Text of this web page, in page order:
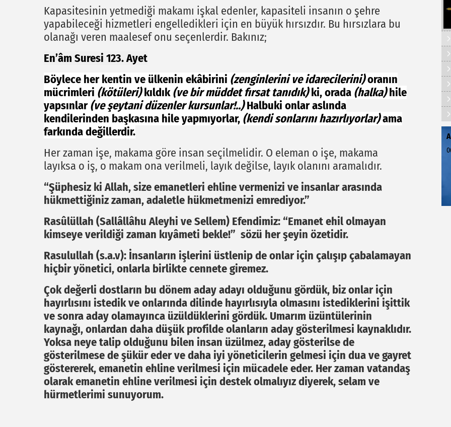
Kapasitesinin yetmediği makamı işkal edenler, kapasiteli insanın o şehre
yapabileceği hizmetleri engelledikleri için en büyük hırsızdır. Bu hırsızlara bu
olanağı veren maalesef onu seçenlerdir. Bakınız;
En’âm Suresi 123. Ayet
Böylece her kentin ve ülkenin ekâbirini (zenginlerini ve idarecilerini)oranın
mücrimleri (kötüleri)kıldık(ve bir müddet fırsat tanıdık)ki, orada (halka)hile
yapsınlar(ve şeytani düzenler kursunlar!..)Halbuki onlar aslında
kendilerinden başkasına hile yapmıyorlar, (kendi sonlarını hazırlıyorlar)ama
farkında değillerdir.
Her zaman işe, makama göre insan seçilmelidir. O eleman o işe, makama
layıksa o iş, o makam ona verilmeli, layık değilse, layık olanını aramalıdır.
“Şüphesiz ki Allah, size emanetleri ehline vermenizi ve insanlar arasında
hükmettiğiniz zaman, adaletle hükmetmenizi emrediyor.”
Rasûlüllah (Sallâllâhu Aleyhi ve Sellem) Efendimiz: “Emanet ehil olmayan
kimseye verildiği zaman kıyâmeti bekle!” sözü her şeyin özetidir.
Rasulullah (s.a.v): İnsanların işlerini üstlenip de onlar için çalışıp çabalamayan
hiçbir yönetici, onlarla birlikte cennete giremez.
Çok değerli dostların bu dönem aday adayı olduğunu gördük, biz onlar için
hayırlısını istedik ve onlarında dilinde hayırlısıyla olmasını istediklerini işittik
ve sonra aday olamayınca üzüldüklerini gördük. Umarım üzüntülerinin
kaynağı, onlardan daha düşük profilde olanların aday gösterilmesi kaynaklıdır.
Yoksa neye talip olduğunu bilen insan üzülmez, aday gösterilse de
gösterilmese de şükür eder ve daha iyi yöneticilerin gelmesi için dua ve gayret
göstererek, emanetin ehline verilmesi için mücadele eder. Her zaman vatandaş
olarak emanetin ehline verilmesi için destek olmalıyız diyerek, selam ve
hürmetlerimi sunuyorum.